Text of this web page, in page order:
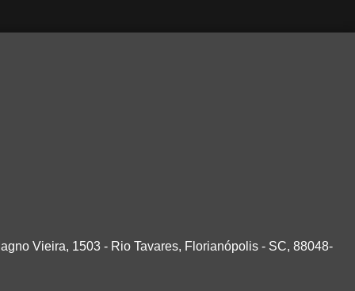
Vieira, 1503 - Rio Tavares, Florianópolis - SC, 88048-